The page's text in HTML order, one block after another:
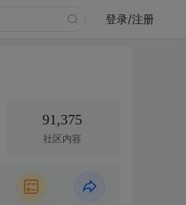
登录/注册
91,375
社区内容